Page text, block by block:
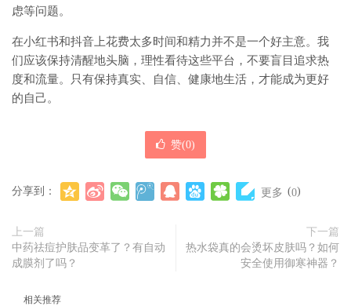
虑等问题。
在小红书和抖音上花费太多时间和精力并不是一个好主意。我
们应该保持清醒地头脑，理性看待这些平台，不要盲目追求热
度和流量。只有保持真实、自信、健康地生活，才能成为更好
的自己。
赞(0)
分享到： 更多 (0)
上一篇
中药祛痘护肤品变革了？有自动
成膜剂了吗？
下一篇
热水袋真的会烫坏皮肤吗？如何
安全使用御寒神器？
相关推荐